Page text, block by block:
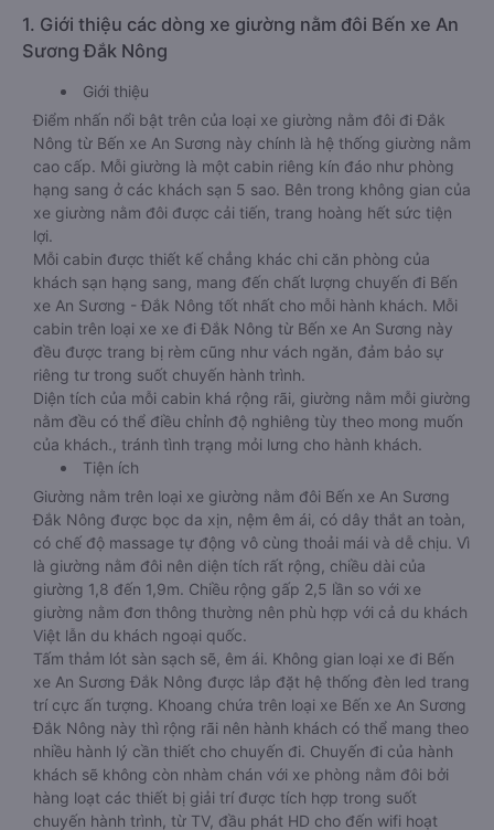
1. Giới thiệu các dòng xe giường nằm đôi Bến xe An
Sương Đắk Nông
Giới thiệu
Điểm nhấn nổi bật trên của loại xe giường nằm đôi đi Đắk
Nông từ Bến xe An Sương này chính là hệ thống giường nằm
cao cấp. Mỗi giường là một cabin riêng kín đáo như phòng
hạng sang ở các khách sạn 5 sao. Bên trong không gian của
xe giường nằm đôi được cải tiến, trang hoàng hết sức tiện
lợi.
Mỗi cabin được thiết kế chẳng khác chi căn phòng của
khách sạn hạng sang, mang đến chất lượng chuyến đi Bến
xe An Sương - Đắk Nông tốt nhất cho mỗi hành khách. Mỗi
cabin trên loại xe xe đi Đắk Nông từ Bến xe An Sương này
đều được trang bị rèm cũng như vách ngăn, đảm bảo sự
riêng tư trong suốt chuyến hành trình.
Diện tích của mỗi cabin khá rộng rãi, giường nằm mỗi giường
nằm đều có thể điều chỉnh độ nghiêng tùy theo mong muốn
của khách., tránh tình trạng mỏi lưng cho hành khách.
Tiện ích
Giường nằm trên loại xe giường nằm đôi Bến xe An Sương
Đắk Nông được bọc da xịn, nệm êm ái, có dây thắt an toàn,
có chế độ massage tự động vô cùng thoải mái và dễ chịu. Vì
là giường nằm đôi nên diện tích rất rộng, chiều dài của
giường 1,8 đến 1,9m. Chiều rộng gấp 2,5 lần so với xe
giường nằm đơn thông thường nên phù hợp với cả du khách
Việt lẫn du khách ngoại quốc.
Tấm thảm lót sàn sạch sẽ, êm ái. Không gian loại xe đi Bến
xe An Sương Đắk Nông được lắp đặt hệ thống đèn led trang
trí cực ấn tượng. Khoang chứa trên loại xe Bến xe An Sương
Đắk Nông này thì rộng rãi nên hành khách có thể mang theo
nhiều hành lý cần thiết cho chuyến đi. Chuyến đi của hành
khách sẽ không còn nhàm chán với xe phòng nằm đôi bởi
hàng loạt các thiết bị giải trí được tích hợp trong suốt
chuyến hành trình, từ TV, đầu phát HD cho đến wifi hoạt